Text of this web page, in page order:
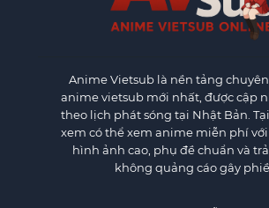
Anime Vietsub là nền tảng
anime vietsub mới nhất, được cập
theo lịch phát sóng tại Nhật Bản.
xem có thể xem anime miễn phí
hình ảnh cao, phụ đề chuẩn và
không quảng cáo gây